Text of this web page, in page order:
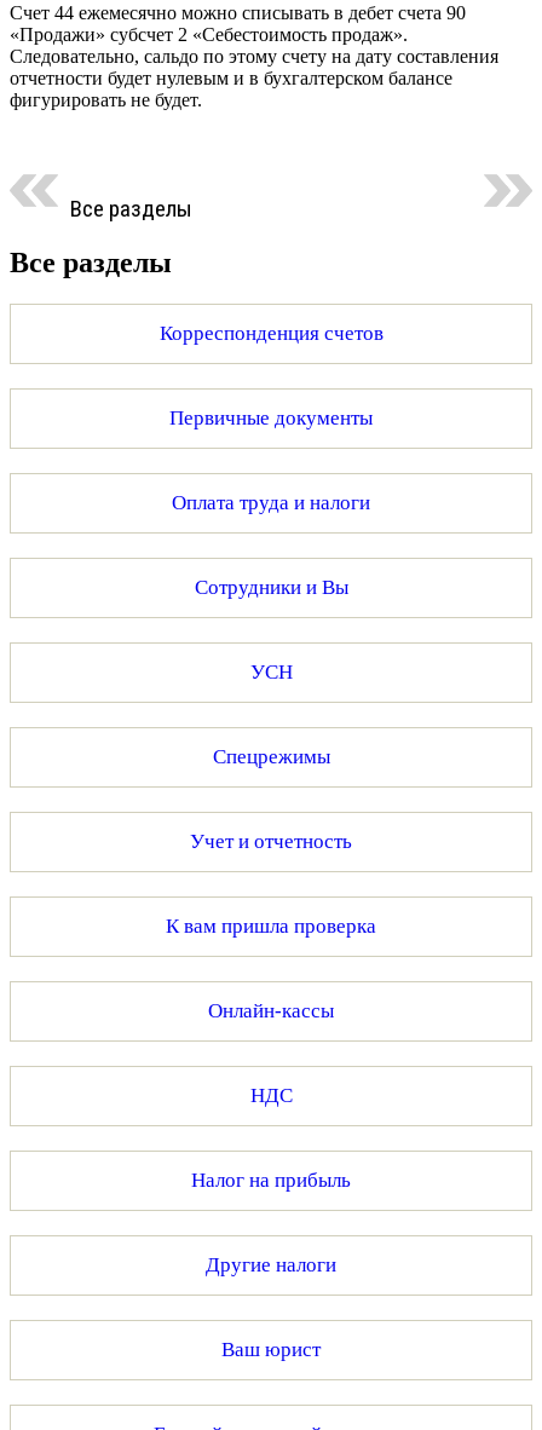
Счет 44 ежемесячно можно списывать в дебет счета 90
«Продажи» субсчет 2 «Себестоимость продаж».
Следовательно, сальдо по этому счету на дату составления
отчетности будет нулевым и в бухгалтерском балансе
фигурировать не будет.
Все разделы
Все разделы
Корреспонденция счетов
Первичные документы
Оплата труда и налоги
Сотрудники и Вы
УСН
Спецрежимы
Учет и отчетность
К вам пришла проверка
Онлайн-кассы
НДС
Налог на прибыль
Другие налоги
Ваш юрист